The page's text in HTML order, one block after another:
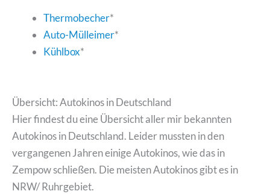
Thermobecher*
Auto-Mülleimer*
Kühlbox*
Übersicht: Autokinos in Deutschland
Hier findest du eine Übersicht aller mir bekannten
Autokinos in Deutschland. Leider mussten in den
vergangenen Jahren einige Autokinos, wie das in
Zempow schließen. Die meisten Autokinos gibt es in
NRW/ Ruhrgebiet.